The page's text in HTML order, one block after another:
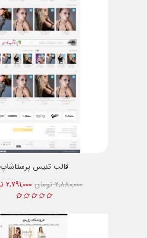
قالب تنیس پرستاشاپ
2,791,000 تومان
2,880,000 تومان